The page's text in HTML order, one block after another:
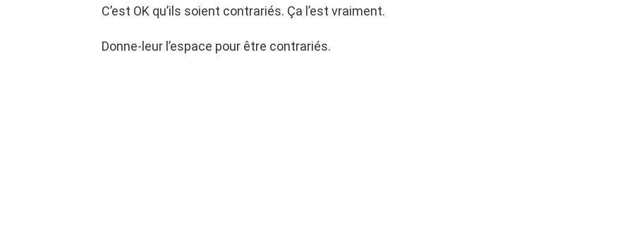
C’est OK qu’ils soient contrariés. Ça l’est vraiment.
Donne-leur l’espace pour être contrariés.